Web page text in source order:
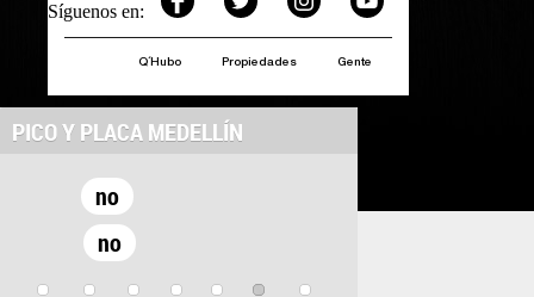
Síguenos en:
Q´Hubo Propiedades Gente
PICO Y PLACA MEDELLÍN
no
no